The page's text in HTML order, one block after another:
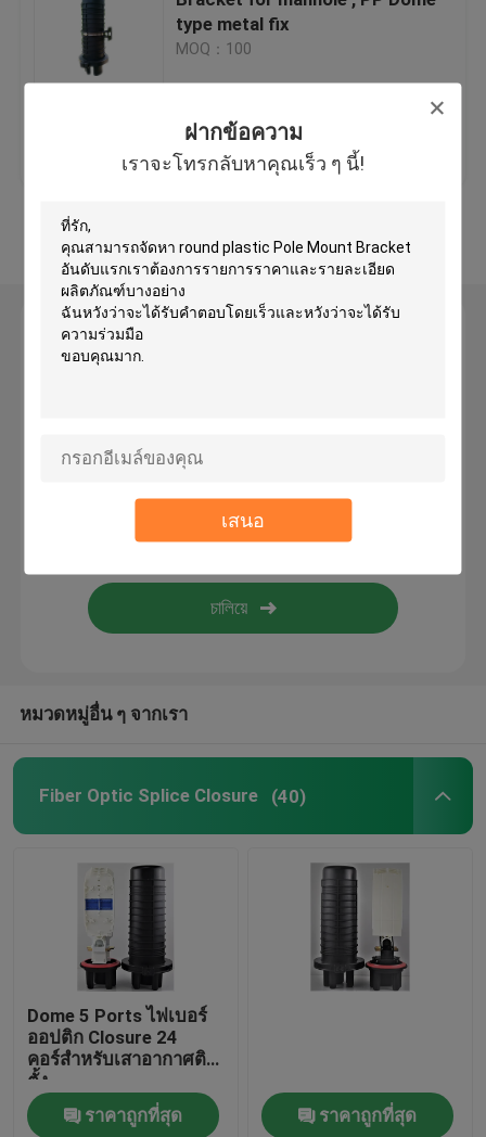
ฝากข้อความ
เราจะโทรกลับหาคุณเร็ว ๆ นี้!
เสนอ
Fiber Optic Terminal Box
Pole Mount Bracket
Wall Mount Fiber Enclosure
Gel Seal Closure
Fiber Optic Storage
Fiber Optic Accessories
ftth การต่อสายไฟเบอร์ออปติก
type metal fix
MOQ：100
ราคาถูกที่สุด
ดูเพิ่มเติม
เราจะโทรกลับหาคุณเร็ว ๆ นี้!
หมวดหมู่อื่น ๆ จากเรา
Fiber Optic Splice Closure (40)
Dome 5 Ports ไฟเบอร์
ออปติก Closure 24
คอร์สำหรับเสาอากาศติด
ตั้ง
ราคาถูกที่สุด
ราคาถูกที่สุด